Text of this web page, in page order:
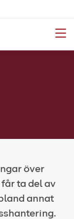
Meny
över
ta del av
annat